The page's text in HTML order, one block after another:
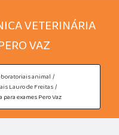
VETERINÁRIA
VAZ
animal
Lauro de Freitas
exames Pero Vaz